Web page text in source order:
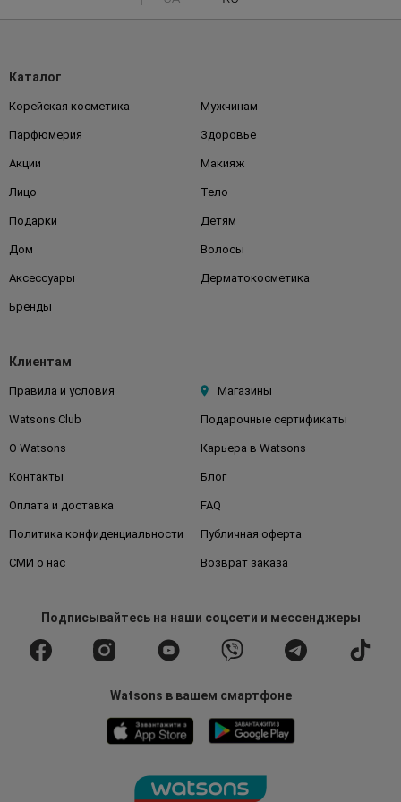
Каталог
Корейская косметика Мужчинам
Парфюмерия Здоровье
Акции Макияж
Лицо Тело
Подарки Детям
Дом Волосы
Аксессуары Дерматокосметика
Бренды
Клиентам
Правила и условия Магазины
Watsons Club Подарочные сертификаты
О Watsons Карьера в Watsons
Контакты Блог
Оплата и доставка FAQ
Политика конфиденциальности Публичная оферта
СМИ о нас Возврат заказа
Подписывайтесьна наши соцсети и мессенджеры
Watsons в вашем смартфоне